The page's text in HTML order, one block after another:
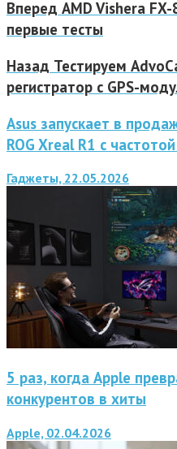
Вперед AMD Vishera
первые тесты
Назад Тестируем
регистратор с GPS-
Asus запускает в
ROG Xreal R1 с
Гаджеты, 22.05.2026
5 раз, когда Apple
конкурентов в хиты
Apple, 02.04.2026